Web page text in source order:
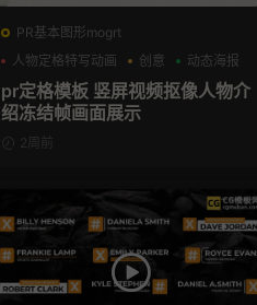
PR基本图形mogrt
人物定格特写动画
创意 动态海报
pr定格模板 竖屏视频抠像人物介
绍冻结帧画面展示
2周前